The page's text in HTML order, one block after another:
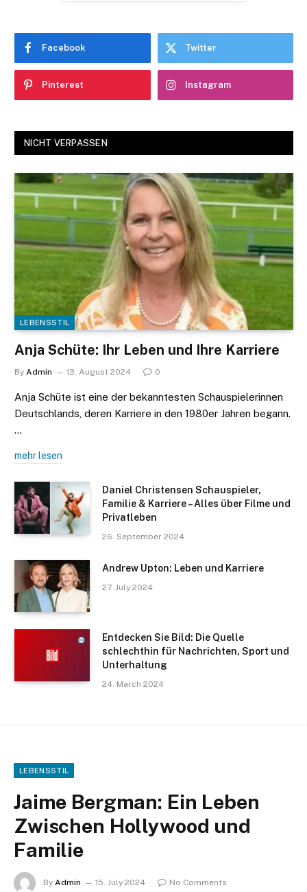
Facebook Twitter
Pinterest Instagram
NICHT VERPASSEN
LEBENSSTIL
Anja Schüte: Ihr Leben und Ihre Karriere
By Admin 13. August 2024 0
Anja Schüte ist eine der bekanntesten Schauspielerinnen
Deutschlands, deren Karriere in den 1980er Jahren begann.
…
mehr lesen
Daniel Christensen Schauspieler,
Familie & Karriere – Alles über Filme und
Privatleben
26. September 2024
Andrew Upton: Leben und Karriere
27. July 2024
Entdecken Sie Bild: Die Quelle
schlechthin für Nachrichten, Sport und
Unterhaltung
24. March 2024
LEBENSSTIL
Jaime Bergman: Ein Leben
Zwischen Hollywood und
Familie
By Admin 15. July 2024
No Comments